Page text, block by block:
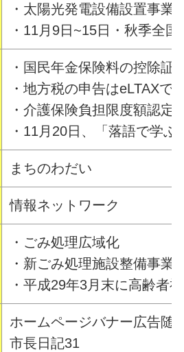
・太陽光発電設備設置事業
・11月9日~15日・秋季全
・国民年金保険料の控除証
・地方税の申告はeLTAXで
・介護保険負担限度額認定
・11月20日、「落語で学
まちのわだい
情報ネットワーク
・ごみ処理広域化
・新ごみ処理施設整備事業
・平成29年3月末に高齢者
ホームページバナー広告随
市長日記31